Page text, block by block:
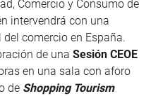
Comercio y Consumo de
intervendrá con una
comercio en España.
de una Sesión CEOE
en una sala con aforo
de Shopping Tourism